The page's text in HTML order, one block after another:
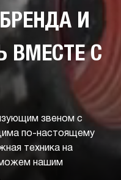
И
ВМЕСТЕ С
звеном с
по-настоящему
техника на
нашим